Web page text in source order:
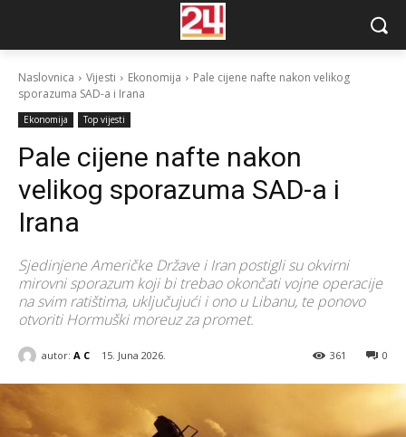
Naslovnica Vijesti Ekonomija
Pale cijene nafte nakon velikog
sporazuma SAD-a i Irana
Ekonomija Top vijesti
Pale cijene nafte nakon
velikog sporazuma SAD-a i
Irana
Sjedinjene Američke Države i Iran postigli su okvirni
mirovni sporazum koji bi trebao okončati vojne operacije
na svim ratištima, uključujući i ono u Libanu, te ponovo
otvoriti Hormuški moreuz za promet.
autor: A C 15. Juna 2026. 0
361